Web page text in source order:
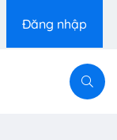
Đăng nhập